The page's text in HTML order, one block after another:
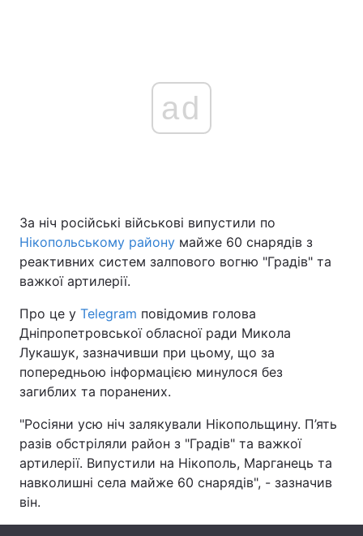
Головна Війна
Україна Політика
Спорт Наука
Техно і зв'язок Лайт
Здоров'я Туризм
Цікавинки Погода
ad
За ніч російські військові випустили по
Нікопольському району майже 60 снарядів з
реактивних систем залпового вогню "Градів" та
важкої артилерії.
Про це у Telegram повідомив голова
Дніпропетровської обласної ради Микола
Лукашук, зазначивши при цьому, що за
попередньою інформацією минулося без
загиблих та поранених.
"Росіяни усю ніч залякували Нікопольщину. П’ять
разів обстріляли район з "Градів" та важкої
артилерії. Випустили на Нікополь, Марганець та
навколишні села майже 60 снарядів", - зазначив
він.